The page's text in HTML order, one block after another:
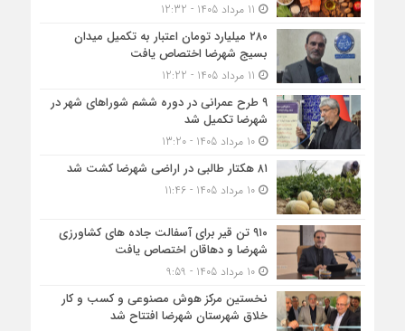
۲۸۰ میلیارد تومان اعتبار به تکمیل میدان
بسیج شهرضا اختصاص یافت
۹ طرح عمرانی در دوره ششم شوراهای شهر در
شهرضا تکمیل شد
10 مرداد 1405 - 13:20
۸۱ هکتار طالبی در اراضی شهرضا کشت شد
10 مرداد 1405 - 11:46
۹۱۰ تن قیر برای آسفالت جاده های کشاورزی
شهرضا و دهاقان اختصاص یافت
10 مرداد 1405 - 9:59
نخستین مرکز هوش مصنوعی و کسب‌ و کار
خلاق شهرستان شهرضا افتتاح شد